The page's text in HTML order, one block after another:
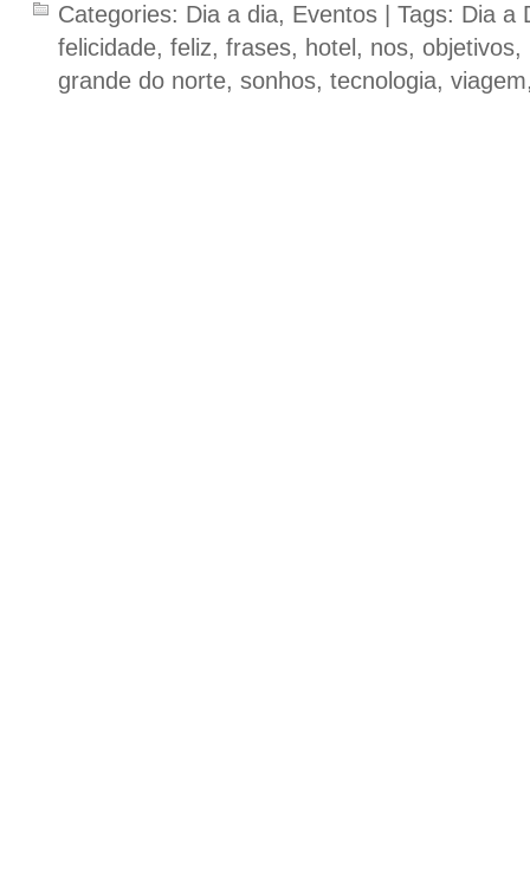
Categories: Dia a dia, Eventos | Tags: Dia a
felicidade, feliz, frases, hotel , nos, objetivos,
grande do norte, sonhos, tecnologia, viagem